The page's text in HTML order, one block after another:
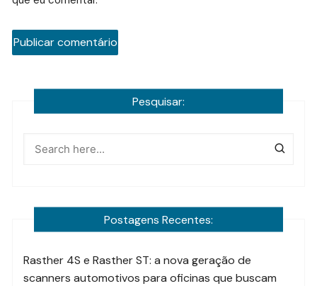
Pesquisar:
Postagens Recentes:
Rasther 4S e Rasther ST: a nova geração de
scanners automotivos para oficinas que buscam